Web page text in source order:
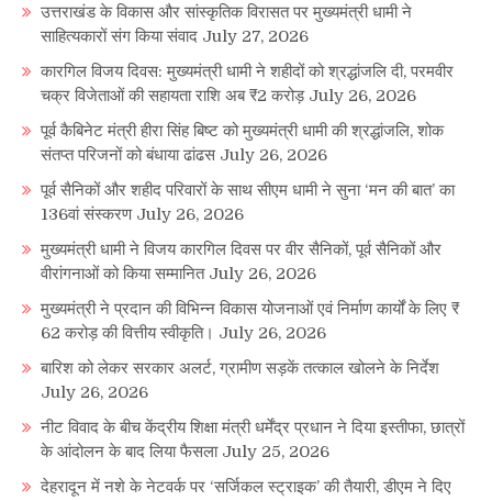
उत्तराखंड के विकास और सांस्कृतिक विरासत पर मुख्यमंत्री धामी ने
साहित्यकारों संग किया संवाद July 27, 2026
कारगिल विजय दिवस: मुख्यमंत्री धामी ने शहीदों को श्रद्धांजलि दी, परमवीर
चक्र विजेताओं की सहायता राशि अब ₹2 करोड़ July 26, 2026
पूर्व कैबिनेट मंत्री हीरा सिंह बिष्ट को मुख्यमंत्री धामी की श्रद्धांजलि, शोक
संतप्त परिजनों को बंधाया ढांढस July 26, 2026
पूर्व सैनिकों और शहीद परिवारों के साथ सीएम धामी ने सुना ‘मन की बात’ का
136वां संस्करण July 26, 2026
मुख्यमंत्री धामी ने विजय कारगिल दिवस पर वीर सैनिकों, पूर्व सैनिकों और
वीरांगनाओं को किया सम्मानित July 26, 2026
मुख्यमंत्री ने प्रदान की विभिन्न विकास योजनाओं एवं निर्माण कार्यों के लिए ₹
62 करोड़ की वित्तीय स्वीकृति। July 26, 2026
बारिश को लेकर सरकार अलर्ट, ग्रामीण सड़कें तत्काल खोलने के निर्देश
July 26, 2026
नीट विवाद के बीच केंद्रीय शिक्षा मंत्री धर्मेंद्र प्रधान ने दिया इस्तीफा, छात्रों
के आंदोलन के बाद लिया फैसला July 25, 2026
देहरादून में नशे के नेटवर्क पर ‘सर्जिकल स्ट्राइक’ की तैयारी, डीएम ने दिए